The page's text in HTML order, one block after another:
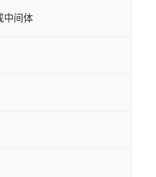
中间体